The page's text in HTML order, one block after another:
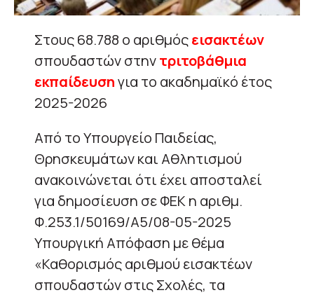
Στους 68.788 ο αριθμόςεισακτέων
σπουδαστών στηντριτοβάθμια
εκπαίδευσηγια το ακαδημαϊκό έτος
2025-2026
Από το Υπουργείο Παιδείας,
Θρησκευμάτων και Αθλητισμού
ανακοινώνεται ότι έχει αποσταλεί
για δημοσίευση σε ΦΕΚ η αριθμ.
Φ.253.1/50169/A5/08-05-2025
Υπουργική Απόφαση με θέμα
«Καθορισμός αριθμού εισακτέων
σπουδαστών στις Σχολές, τα